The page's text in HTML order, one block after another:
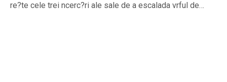
re?te cele trei ncerc?ri ale sale de a escalada vrful de…